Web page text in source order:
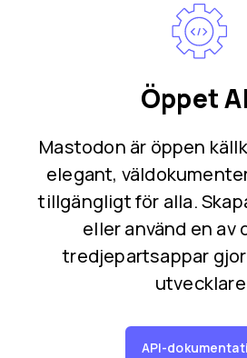
Öppet
Mastodon är öppen
elegant,
tillgängligt för alla.
eller använd en av
tredjepartsappar
API-